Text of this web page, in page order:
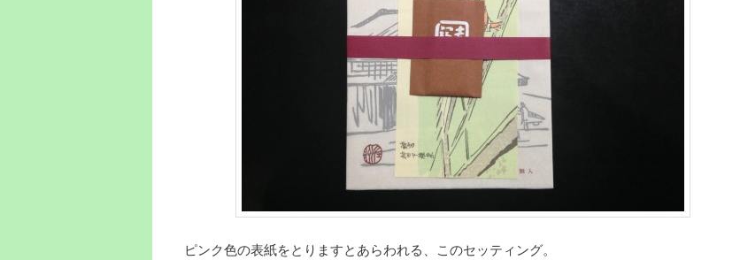
ピンク色の表紙をとりますとあらわれる、このセッティング。